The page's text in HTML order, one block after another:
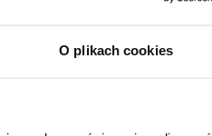
O plikach cookies